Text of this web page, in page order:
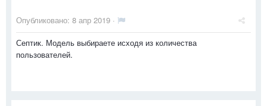
Опубликовано: 8 апр 2019 ·
Септик. Модель выбираете исходя из количества
пользователей.